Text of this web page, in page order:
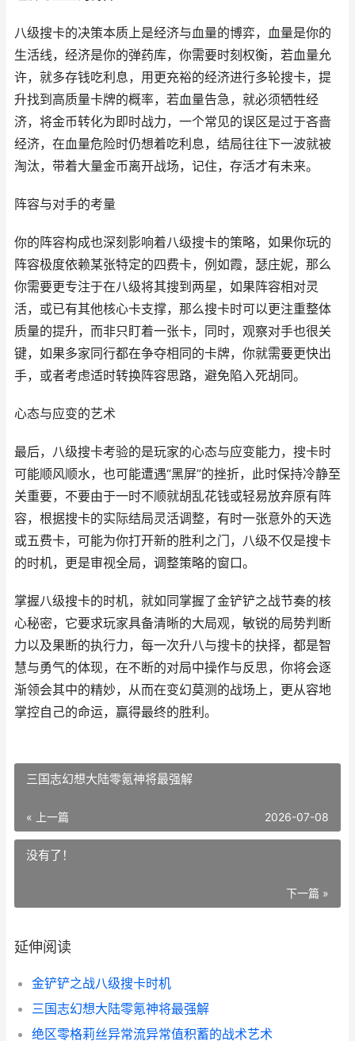
八级搜卡的决策本质上是经济与血量的博弈，血量是你的
生活线，经济是你的弹药库，你需要时刻权衡，若血量允
许，就多存钱吃利息，用更充裕的经济进行多轮搜卡，提
升找到高质量卡牌的概率，若血量告急，就必须牺牲经
济，将金币转化为即时战力，一个常见的误区是过于吝啬
经济，在血量危险时仍想着吃利息，结局往往下一波就被
淘汰，带着大量金币离开战场，记住，存活才有未来。
阵容与对手的考量
你的阵容构成也深刻影响着八级搜卡的策略，如果你玩的
阵容极度依赖某张特定的四费卡，例如霞，瑟庄妮，那么
你需要更专注于在八级将其搜到两星，如果阵容相对灵
活，或已有其他核心卡支撑，那么搜卡时可以更注重整体
质量的提升，而非只盯着一张卡，同时，观察对手也很关
键，如果多家同行都在争夺相同的卡牌，你就需要更快出
手，或者考虑适时转换阵容思路，避免陷入死胡同。
心态与应变的艺术
最后，八级搜卡考验的是玩家的心态与应变能力，搜卡时
可能顺风顺水，也可能遭遇“黑屏”的挫折，此时保持冷静至
关重要，不要由于一时不顺就胡乱花钱或轻易放弃原有阵
容，根据搜卡的实际结局灵活调整，有时一张意外的天选
或五费卡，可能为你打开新的胜利之门，八级不仅是搜卡
的时机，更是审视全局，调整策略的窗口。
掌握八级搜卡的时机，就如同掌握了金铲铲之战节奏的核
心秘密，它要求玩家具备清晰的大局观，敏锐的局势判断
力以及果断的执行力，每一次升八与搜卡的抉择，都是智
慧与勇气的体现，在不断的对局中操作与反思，你将会逐
渐领会其中的精妙，从而在变幻莫测的战场上，更从容地
掌控自己的命运，赢得最终的胜利。
三国志幻想大陆零氪神将最强解
« 上一篇 2026-07-08
没有了！
下一篇 »
延伸阅读
金铲铲之战八级搜卡时机
三国志幻想大陆零氪神将最强解
绝区零格莉丝异常流异常值积蓄的战术艺术